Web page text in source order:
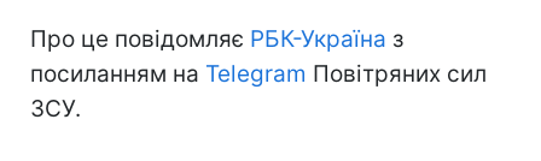
Про це повідомляє РБК-Україна з
посиланням на Telegram Повітряних сил
ЗСУ.